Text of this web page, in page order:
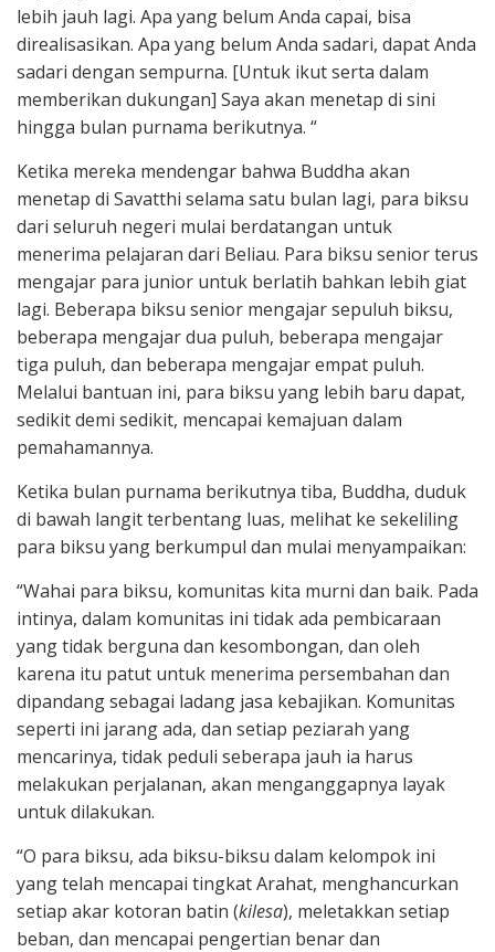
lebih jauh lagi. Apa yang belum Anda capai, bisa
direalisasikan. Apa yang belum Anda sadari, dapat Anda
sadari dengan sempurna. [Untuk ikut serta dalam
memberikan dukungan] Saya akan menetap di sini
hingga bulan purnama berikutnya. “
Ketika mereka mendengar bahwa Buddha akan
menetap di Savatthi selama satu bulan lagi, para biksu
dari seluruh negeri mulai berdatangan untuk
menerima pelajaran dari Beliau. Para biksu senior terus
mengajar para junior untuk berlatih bahkan lebih giat
lagi. Beberapa biksu senior mengajar sepuluh biksu,
beberapa mengajar dua puluh, beberapa mengajar
tiga puluh, dan beberapa mengajar empat puluh.
Melalui bantuan ini, para biksu yang lebih baru dapat,
sedikit demi sedikit, mencapai kemajuan dalam
pemahamannya.
Ketika bulan purnama berikutnya tiba, Buddha, duduk
di bawah langit terbentang luas, melihat ke sekeliling
para biksu yang berkumpul dan mulai menyampaikan:
“Wahai para biksu, komunitas kita murni dan baik. Pada
intinya, dalam komunitas ini tidak ada pembicaraan
yang tidak berguna dan kesombongan, dan oleh
karena itu patut untuk menerima persembahan dan
dipandang sebagai ladang jasa kebajikan. Komunitas
seperti ini jarang ada, dan setiap peziarah yang
mencarinya, tidak peduli seberapa jauh ia harus
melakukan perjalanan, akan menganggapnya layak
untuk dilakukan.
“O para biksu, ada biksu-biksu dalam kelompok ini
yang telah mencapai tingkat Arahat, menghancurkan
setiap akar kotoran batin (kilesa), meletakkan setiap
beban, dan mencapai pengertian benar dan